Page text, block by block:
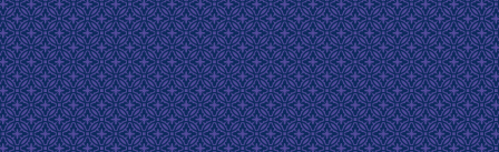
へ
ス
キ
ッ
プ